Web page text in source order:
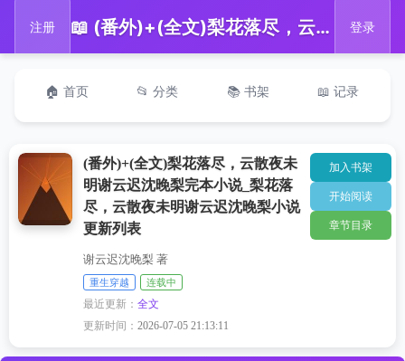
注册 📖 (番外)+(全文)梨花落尽，云散夜未明谢云迟沈晚梨完本小说_梨花落尽，云散夜未明谢云迟沈晚梨小说更新列表 登录
🏠 首页 📂 分类 📚 书架 📖 记录
(番外)+(全文)梨花落尽，云散夜未
明谢云迟沈晚梨完本小说_梨花落
尽，云散夜未明谢云迟沈晚梨小说
更新列表
谢云迟沈晚梨 著
重生穿越 连载中
最近更新：全文
更新时间：2026-07-05 21:13:11
加入书架
开始阅读
章节目录